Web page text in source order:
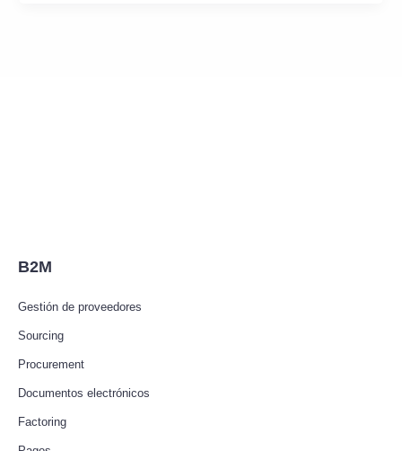
B2M
Gestión de proveedores
Sourcing
Procurement
Documentos electrónicos
Factoring